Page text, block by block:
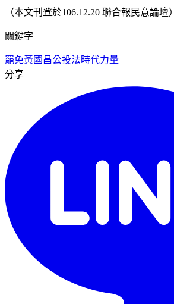
（本文刊登於106.12.20 聯合報民意論壇）
關鍵字
罷免黃國昌公投法時代力量
分享